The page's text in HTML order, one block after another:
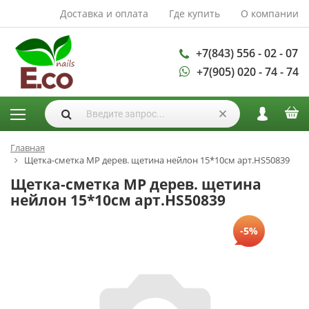
Доставка и оплата Где купить О компании
+7(843) 556 - 02 - 07
+7(905) 020 - 74 - 74
АКСЕССУАРЫ И
РАСХОДНЫЕ
МАТЕРИАЛЫ
Аксессуары
Запасные
лампы
Кисти
Одноразовая
продукция
Пилки
ГЕЛЬ ЛАКИ
Главная
Щетка-сметка МР дерев. щетина нейлон 15*10см арт.НS50839
Щетка-сметка МР дерев. щетина
нейлон 15*10см арт.НS50839
-5%